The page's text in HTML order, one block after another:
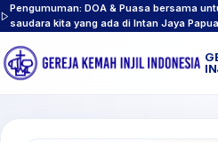
Pengumuman: DOA & Puasa bersama
saudara kita yang ada di Intan Jaya